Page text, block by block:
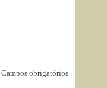
Campos obrigatórios